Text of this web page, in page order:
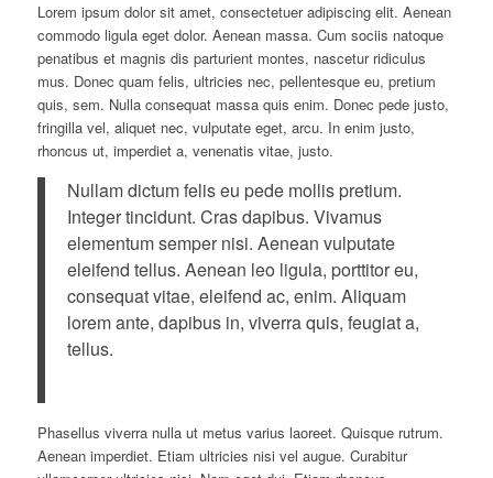
Lorem ipsum dolor sit amet, consectetuer adipiscing elit. Aenean
commodo ligula eget dolor. Aenean massa. Cum sociis natoque
penatibus et magnis dis parturient montes, nascetur ridiculus
mus. Donec quam felis, ultricies nec, pellentesque eu, pretium
quis, sem. Nulla consequat massa quis enim. Donec pede justo,
fringilla vel, aliquet nec, vulputate eget, arcu. In enim justo,
rhoncus ut, imperdiet a, venenatis vitae, justo.
Nullam dictum felis eu pede mollis pretium.
Integer tincidunt. Cras dapibus. Vivamus
elementum semper nisi. Aenean vulputate
eleifend tellus. Aenean leo ligula, porttitor eu,
consequat vitae, eleifend ac, enim. Aliquam
lorem ante, dapibus in, viverra quis, feugiat a,
tellus.
Phasellus viverra nulla ut metus varius laoreet. Quisque rutrum.
Aenean imperdiet. Etiam ultricies nisi vel augue. Curabitur